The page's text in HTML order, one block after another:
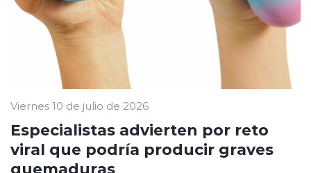
Viernes 10 de julio de 2026
Especialistas advierten por reto
viral que podría producir graves
quemaduras